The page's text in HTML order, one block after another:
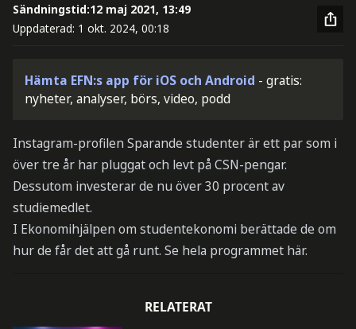
Sändningstid:12 maj 2021, 13:49
Uppdaterad: 1 okt. 2024, 00:18
Hämta EFN:s app för iOS och Android - gratis:
nyheter, analyser, börs, video, podd
Instagram-profilen Sparande studenter är ett par som i
över tre år har pluggat och levt på CSN-pengar.
Dessutom investerar de nu över 30 procent av
studiemedlet.
I Ekonomihjälpen om studentekonomi berättade de om
hur de får det att gå runt. Se hela programmet här.
RELATERAT